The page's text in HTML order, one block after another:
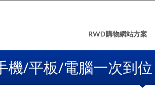
RWD購物網站方案
機/平板/電腦一次到位